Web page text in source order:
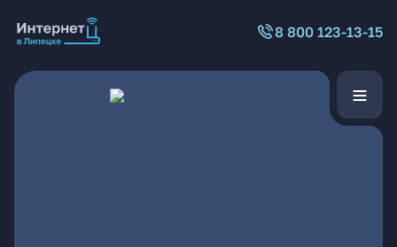
8 800 123-13-15